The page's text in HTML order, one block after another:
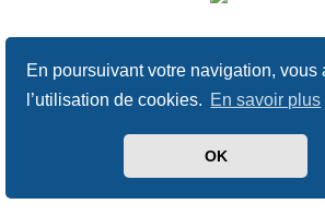
En poursuivant votre navigation, vous
l’utilisation de cookies. En savoir plus
OK